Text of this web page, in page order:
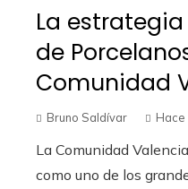
La
de
Comunidad
Bruno Saldívar Hace
La Comunidad
como uno de los